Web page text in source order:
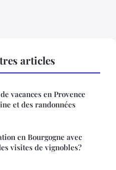
articles
vacances en Provence
et des randonnées
en Bourgogne avec
visites de vignobles?